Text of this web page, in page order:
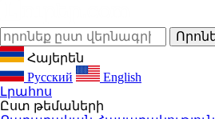
Հայերեն
Русский
English
Լրահոս
Ըստ թեմաների